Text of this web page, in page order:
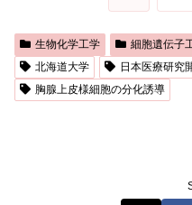
生物化学工学 細胞遺伝子
北海道大学
日本医療研究
胸腺上皮様細胞の分化誘導